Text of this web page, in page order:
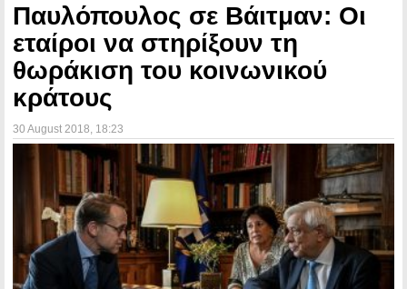
Παυλόπουλος σε Βάιτμαν: Οι
εταίροι να στηρίξουν τη
θωράκιση του κοινωνικού
κράτους
30 August 2018 , 18:23